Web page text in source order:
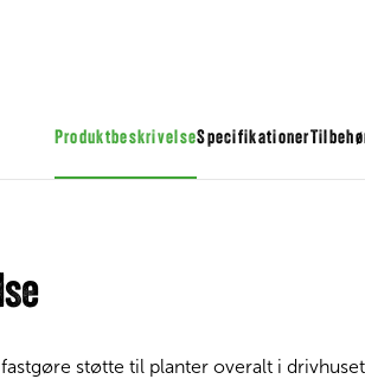
ProduktbeskrivelseSpecifikationer
støtte til planter overalt i